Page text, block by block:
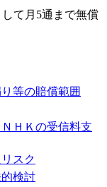
して月5通まで無償
等の賠償範囲
ＨＫの受信料支
スク
検討